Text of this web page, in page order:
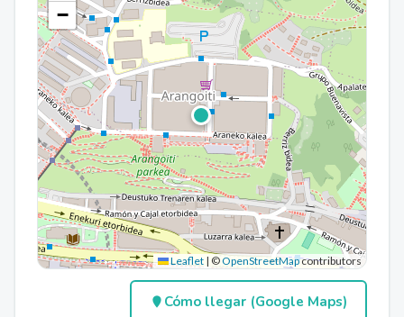
−
Leaflet | ©OpenStreetMapcontributors
Cómo llegar (Google Maps)